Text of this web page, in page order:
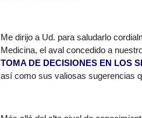
Me dirijo a Ud. para saludarlo
Medicina, el aval concedido a
TOMA DE DECISIONES EN LOS
así como sus valiosas sugerencias